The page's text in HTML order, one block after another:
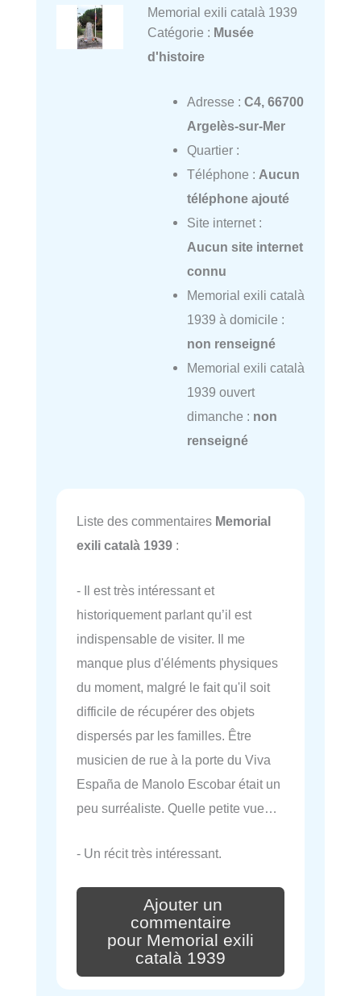
Memorial exili català 1939
Catégorie : Musée
d'histoire
Adresse : C4, 66700
Argelès-sur-Mer
Quartier :
Téléphone : Aucun
téléphone ajouté
Site internet :
Aucun site internet
connu
Memorial exili català
1939 à domicile :
non renseigné
Memorial exili català
1939 ouvert
dimanche : non
renseigné
Liste des commentaires Memorial
exili català 1939 :
- Il est très intéressant et
historiquement parlant qu’il est
indispensable de visiter. Il me
manque plus d'éléments physiques
du moment, malgré le fait qu'il soit
difficile de récupérer des objets
dispersés par les familles. Être
musicien de rue à la porte du Viva
España de Manolo Escobar était un
peu surréaliste. Quelle petite vue…
- Un récit très intéressant.
Ajouter un
commentaire
pour Memorial exili
català 1939